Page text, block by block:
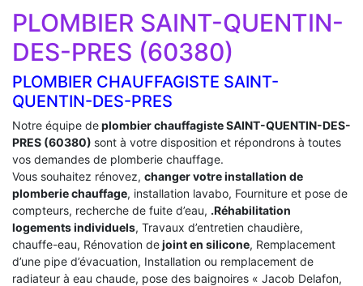
PLOMBIER SAINT-QUENTIN-
DES-PRES (60380)
PLOMBIER CHAUFFAGISTE SAINT-
QUENTIN-DES-PRES
Notre équipe deplombier chauffagiste SAINT-QUENTIN-DES-
PRES (60380) sont à votre disposition et répondrons à toutes
vos demandes de plomberie chauffage.
Vous souhaitez rénovez, changer votre installation de
plomberie chauffage, installation lavabo, Fourniture et pose de
compteurs, recherche de fuite d’eau, .Réhabilitation
logements individuels, Travaux d’entretien chaudière,
chauffe-eau, Rénovation dejoint en silicone, Remplacement
d’une pipe d’évacuation, Installation ou remplacement de
radiateur à eau chaude, pose des baignoires « Jacob Delafon,